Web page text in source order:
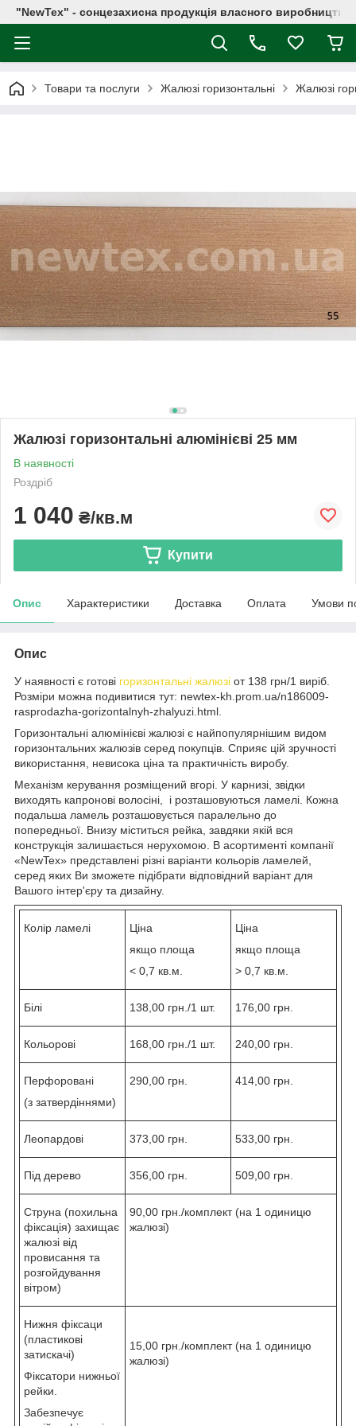
"NewTex" - сонцезахисна продукція власного виробництва
Товари та послуги Жалюзі горизонтальні Жалюзі
Жалюзі горизонтальні алюмінієві 25 мм
В наявності
Роздріб
1 040 ₴/кв.м
Купити
Опис Характеристики Доставка Оплата Умови
Опис
У наявності є готові горизонтальні жалюзі от 138 грн/1 виріб.
Розміри можна подивитися тут: newtex-kh.prom.ua/n186009-
rasprodazha-gorizontalnyh-zhalyuzi.html.
Горизонтальні алюмінієві жалюзі є найпопулярнішим видом
горизонтальних жалюзів серед покупців. Сприяє цій зручності
використання, невисока ціна та практичність виробу.
Механізм керування розміщений вгорі. У карнизі, звідки
виходять капронові волосіні, і розташовуються ламелі. Кожна
подальша ламель розташовується паралельно до
попередньої. Внизу міститься рейка, завдяки якій вся
конструкція залишається нерухомою. В асортименті компанії
«NewTex» представлені різні варіанти кольорів ламелей,
серед яких Ви зможете підібрати відповідний варіант для
Вашого інтер'єру та дизайну.
Колір ламелі
Ціна
якщо площа
< 0,7 кв.м.
Ціна
якщо площа
> 0,7 кв.м.
Білі 138,00 грн./1 шт. 176,00 грн.
Кольорові 168,00 грн./1 шт. 240,00 грн.
Перфоровані
(з затвердіннями)
290,00 грн. 414,00 грн.
Леопардові 373,00 грн. 533,00 грн.
Під дерево 356,00 грн. 509,00 грн.
Струна (похильна
фіксація) захищає
жалюзі від
провисання та
розгойдування
вітром)
90,00 грн./комплект (на 1 одиницю
жалюзі)
Нижня фіксаци
(пластикові
затискачі)
Фіксатори нижньої
рейки.
Забезпечує
15,00 грн./комплект (на 1 одиницю
жалюзі)